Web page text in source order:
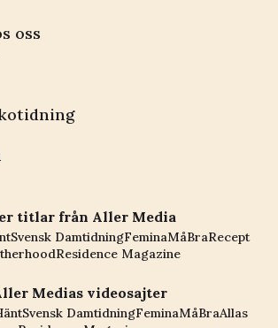
oss
titlar från Aller Media
Svensk DamtidningFeminaMåBraRecept
Residence Magazine
Medias videosajter
Svensk DamtidningFeminaMåBraAllas